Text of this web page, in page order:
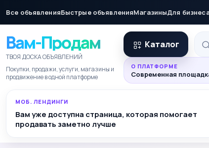
Все объявленияБыстрые объявленияМагазиныДля
Вам-Продам
ТВОЯ ДОСКА ОБЪЯВЛЕНИЙ
Покупки, продажи, услуги, магазины и
продвижение в одной платформе
Каталог
О ПЛАТФОРМЕ
Современная
МОБ. ЛЕНДИНГИ
Вам уже доступна страница, которая помогает
продавать заметно лучше